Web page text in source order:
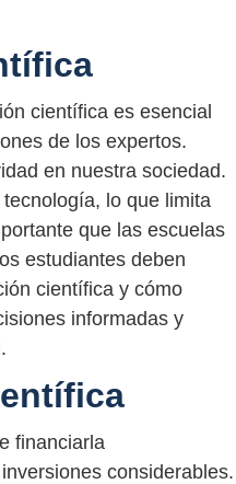
científica es esencial
de los expertos.
en nuestra sociedad.
lo que limita
que las escuelas
estudiantes deben
científica y cómo
informadas y
financiarla
considerables.